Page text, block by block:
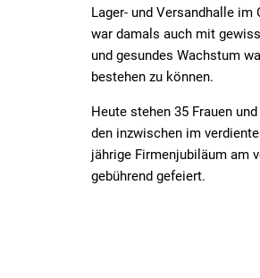
Lager- und Versandhalle
war damals auch mit
und gesundes Wachstum
bestehen zu können.
Heute stehen 35 Frauen
den inzwischen im
jährige Firmenjubiläum am
gebührend gefeiert.